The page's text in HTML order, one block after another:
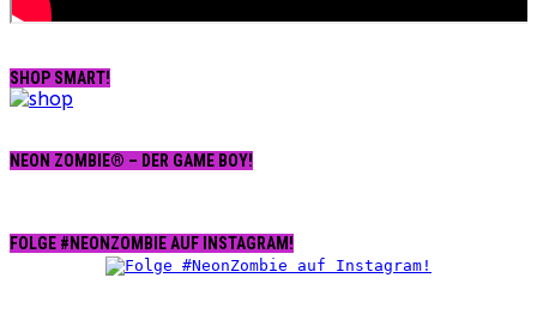
SHOP SMART!
NEON ZOMBIE® – DER GAME BOY!
FOLGE #NEONZOMBIE AUF INSTAGRAM!